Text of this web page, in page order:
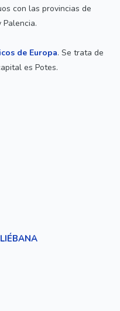
con las provincias de
Palencia.
de Europa. Se trata de
es Potes.